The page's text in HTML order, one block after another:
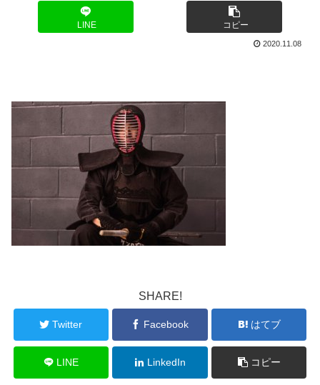
LINE コピー
2020.11.08
SHARE!
Twitter Facebook はてブ
LINE LinkedIn コピー